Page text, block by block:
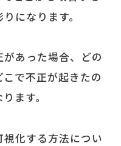
になります。
あった場合、どの
で不正が起きたの
ます。
化する方法につい